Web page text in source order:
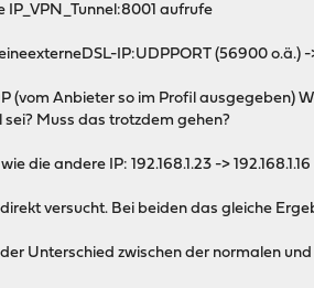
aufrufe
IP:UDPPORT (56900 o.ä.)
(vom Anbieter so im Profil
Muss das trotzdem gehen?
die andere IP: 192.168.1.23 -> 192.168.1.16
versucht. Bei beiden das gleiche
Unterschied zwischen der normalen